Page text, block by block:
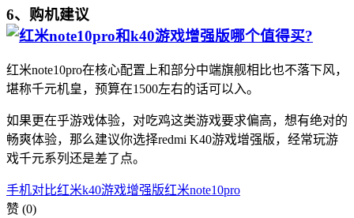
6、购机建议
红米note10pro在核心配置上和部分中端旗舰相比也不落下风，
堪称千元机皇，预算在1500左右的话可以入。
如果更在乎游戏体验，对吃鸡这类游戏要求偏高，想有绝对的
畅爽体验，那么建议你选择redmi K40游戏增强版，经常玩游
戏千元系列还是差了点。
手机对比红米k40游戏增强版红米note10pro
赞 (0)